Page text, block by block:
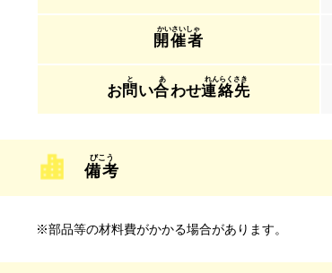
開催者
お問 い合わせ連絡先
備考
※部品等の材料費がかかる場合があります。